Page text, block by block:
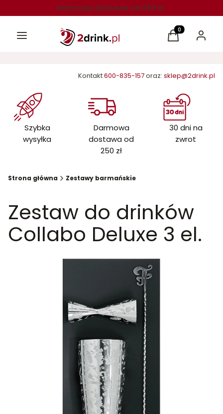
Darmowa dostawa od 250 zł
Menu Produkty w
Koszyk Zaloguj
Kontakt600-835-157oraz: sklep@2drink.pl
Szybka
wysyłka
Darmowa
dostawa od
250 zł
30 dni na
zwrot
Strona główna Zestawy barmańskie
Zestaw do drinków
Collabo Deluxe 3 el.